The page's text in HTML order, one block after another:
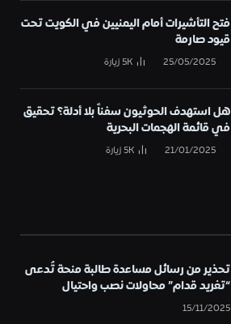
فتح التأشيرات أمام اليمنيين في الكويت تحت
قيود صارمة
25/05/2025
5Kزيارة
هل استهدف الحوثيون سفناً بلا أدلة؟ تحقيق
في قائمة الهجمات البحرية
21/01/2025
5Kزيارة
تحذير من رسائل مساعدة طالبة منحة تُدعى
“تغريد قدام” محاولات نصب واحتيال
15/11/2025